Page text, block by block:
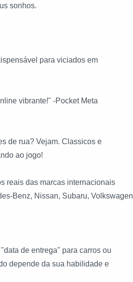
sonhos.
para viciados em
vibrante!" -Pocket Meta
de rua? Vejam. Classicos e
ao jogo!
reais das marcas internacionais
Benz, Nissan, Subaru, Volkswagen
de entrega" para carros ou
depende da sua habilidade e